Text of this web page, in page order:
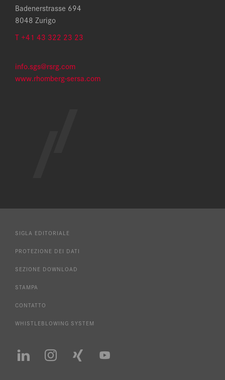
Badenerstrasse 694
8048 Zurigo
T +41 43 322 23 23
info.sgs@rsrg.com
www.rhomberg-sersa.com
SIGLA EDITORIALE
PROTEZIONE DEI DATI
SEZIONE DOWNLOAD
STAMPA
CONTATTO
WHISTLEBLOWING SYSTEM